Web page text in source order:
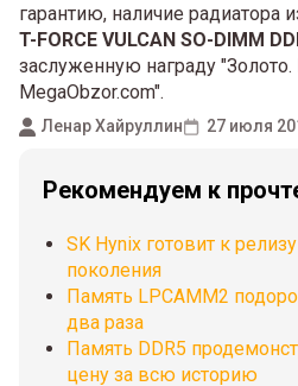
гарантию, наличие радиатора
T-FORCE VULCAN SO-DIMM
заслуженную награду
MegaObzor.com".
Ленар Хайруллин 27 июля
Рекомендуем к
SK Hynix готовит к
поколения
Память LPCAMM2
два раза
Память DDR5
цену за всю историю